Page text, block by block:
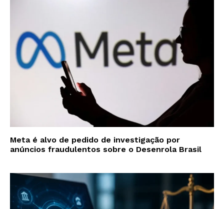
Meta é alvo de pedido de investigação por
anúncios fraudulentos sobre o Desenrola Brasil